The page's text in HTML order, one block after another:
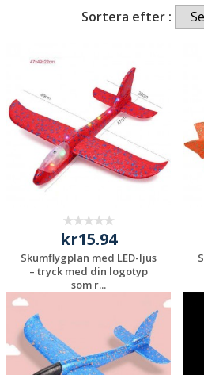
Sortera efter :
kr15.94
Skumflygplan med LED-ljus
– tryck med din logotyp
som r...
kostnadsfri offert